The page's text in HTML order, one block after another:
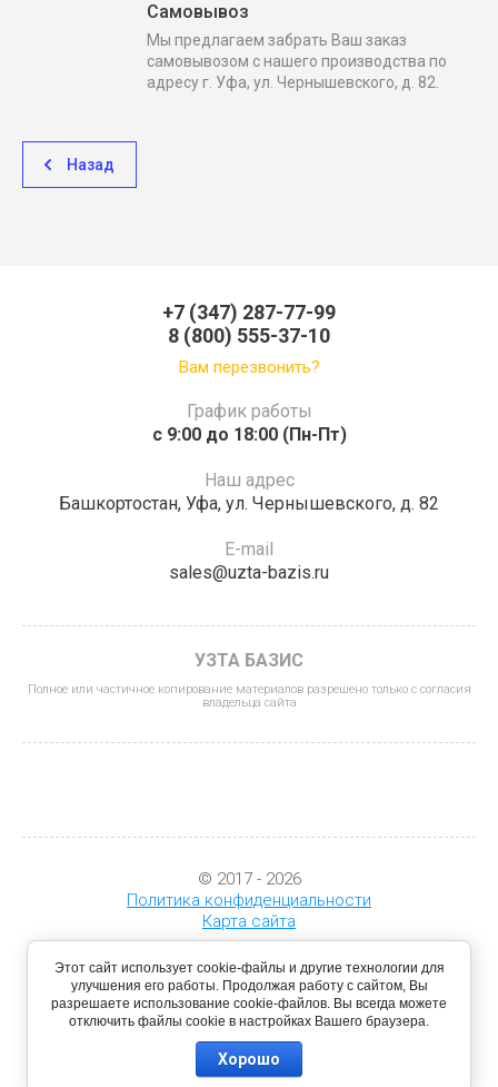
Самовывоз
Мы предлагаем забрать Ваш заказ
самовывозом с нашего производства по
адресу г. Уфа, ул. Чернышевского, д. 82.
Назад
+7 (347) 287-77-99
8 (800) 555-37-10
Вам перезвонить?
График работы
c 9:00 до 18:00 (Пн-Пт)
Наш адрес
Башкортостан, Уфа, ул. Чернышевского, д. 82
E-mail
sales@uzta-bazis.ru
УЗТА БАЗИС
Полное или частичное копирование материалов разрешено только с согласия
владельца сайта
© 2017 - 2026
Политика конфиденциальности
Карта сайта
Этот сайт использует cookie-файлы и другие технологии для
улучшения его работы. Продолжая работу с сайтом, Вы
разрешаете использование cookie-файлов. Вы всегда можете
отключить файлы cookie в настройках Вашего браузера.
Хорошо